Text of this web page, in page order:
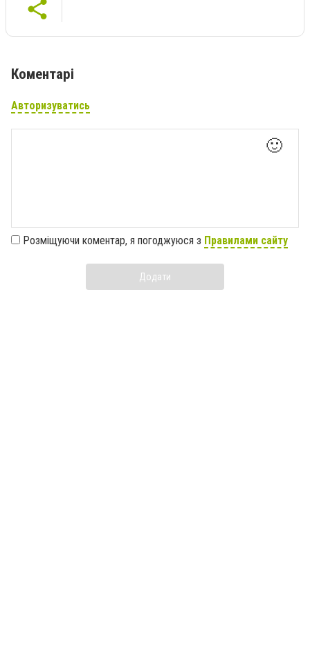
Коментарі
Авторизуватись
🙂
Розміщуючи коментар, я погоджуюся з Правилами сайту
Додати